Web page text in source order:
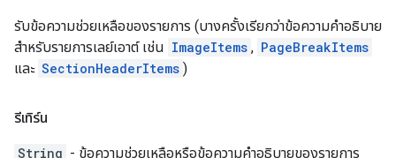
รับข้อความช่วยเหลือของรายการ (บางครั้งเรียกว่าข้อความคำอธิบาย
สำหรับรายการเลย์เอาต์ เช่น ImageItems , PageBreakItems
และ SectionHeaderItems )
รีเทิร์น
String - ข้อความช่วยเหลือหรือข้อความคำอธิบายของรายการ